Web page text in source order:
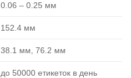
0.06 ‒ 0.25 мм
152.4 мм
38.1 мм, 76.2 мм
до 50000 етикеток в день